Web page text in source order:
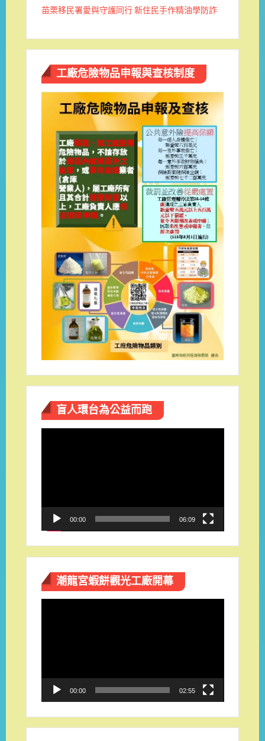
苗栗移民署愛與守護同行 新住民手作精油學防詐
工廠危險物品申報與查核制度
盲人環台​為公益而跑
00:00 06:09
潮龍宮蝦餅觀光工廠開幕
00:00 02:55